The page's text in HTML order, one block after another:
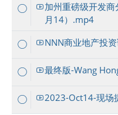
加州重磅级开发
月14）.mp4
NNN商业地产投
最终版-Wang
2023-Oct14-现场